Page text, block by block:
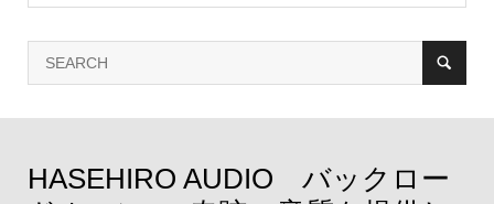
HASEHIRO AUDIO バックロー